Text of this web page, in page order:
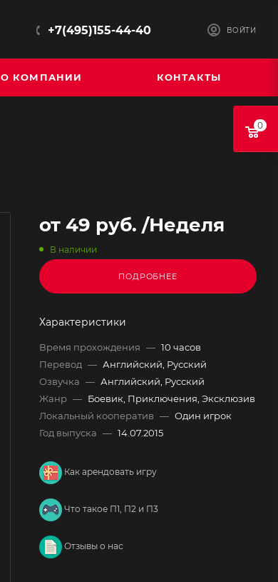
ВОЙТИ
+7(495)155-44-40
О КОМПАНИИ КОНТАКТЫ
от 49 руб. /Неделя
В наличии
ПОДРОБНЕЕ
Характеристики
Время прохождения — 10 часов
Перевод — Английский, Русский
Озвучка — Английский, Русский
Жанр — Боевик, Приключения, Эксклюзив
Локальный кооператив — Один игрок
Год выпуска — 14.07.2015
Как арендовать игру
Что такое П1, П2 и П3
Отзывы о нас
0